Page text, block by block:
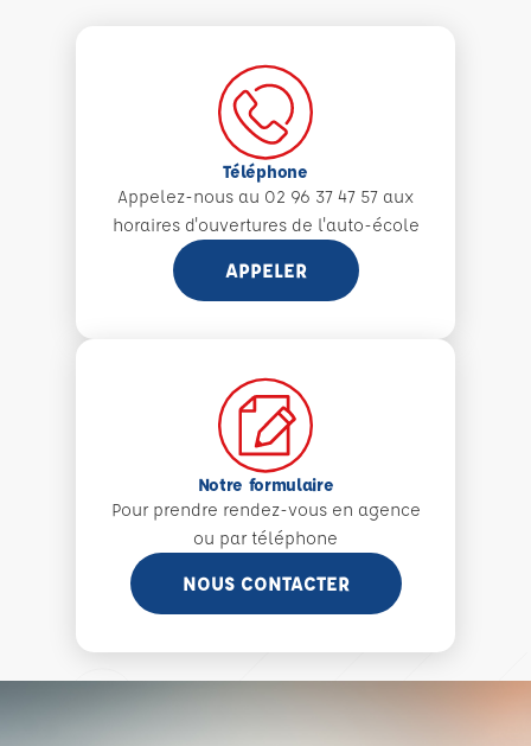
Téléphone
Appelez-nous au 02 96 37 47 57 aux
horaires d'ouvertures de l'auto-école
APPELER
Notre formulaire
Pour prendre rendez-vous en agence
ou par téléphone
NOUS CONTACTER